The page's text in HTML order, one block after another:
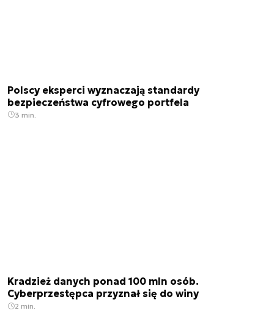
Polscy eksperci wyznaczają standardy
bezpieczeństwa cyfrowego portfela
3 min.
Kradzież danych ponad 100 mln osób.
Cyberprzestępca przyznał się do winy
2 min.